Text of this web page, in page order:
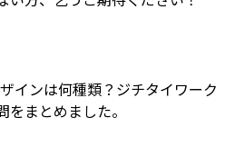
ンは何種類？ジチタイワーク
まとめました。